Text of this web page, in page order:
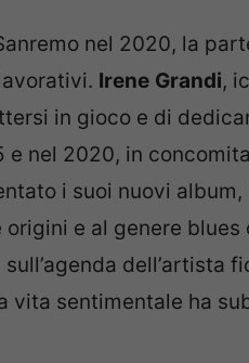
nel 2020, la
Irene Grandi,
in gioco e di
nel 2020, in
i suoi nuovi album,
e al genere blues
dell’artista
vita sentimentale ha